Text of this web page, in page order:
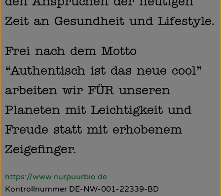
den Ansprüchen der heutigen
Zeit an Gesundheit und Lifestyle.
Frei nach dem Motto
“Authentisch ist das neue cool”
arbeiten wir FÜR unseren
Planeten mit Leichtigkeit und
Freude statt mit erhobenem
Zeigefinger.
https://www.nurpuurbio.de
Kontrollnummer DE-NW-001-22339-BD